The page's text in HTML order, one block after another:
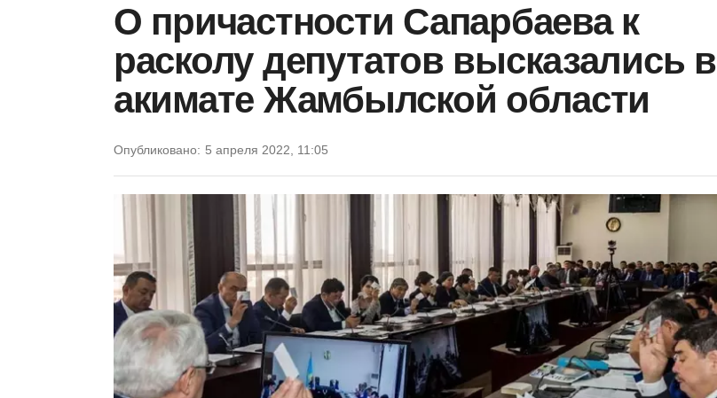
О причастности Сапарбаева к
расколу депутатов высказались в
акимате Жамбылской области
Опубликовано: 5 апреля 2022, 11:05